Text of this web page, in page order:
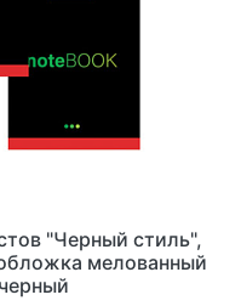
"Черный стиль",
мелованный